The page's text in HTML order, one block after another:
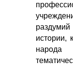
истории,